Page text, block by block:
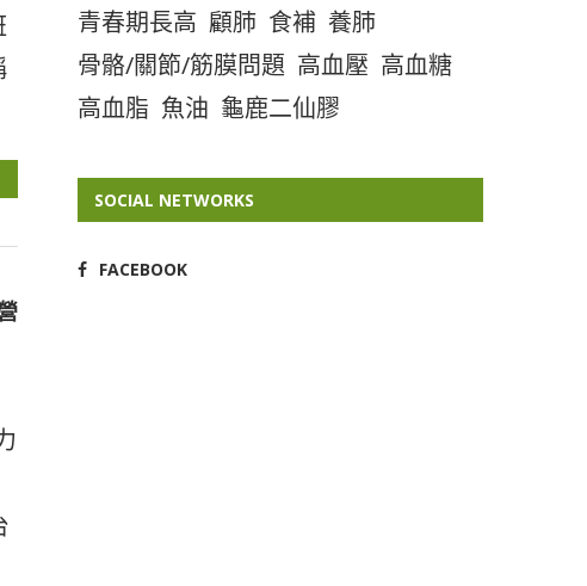
青春期長高 顧肺 食補 養肺
骨骼/關節/筋膜問題 高血壓 高血糖
高血脂 魚油 龜鹿二仙膠
SOCIAL NETWORKS
FACEBOOK